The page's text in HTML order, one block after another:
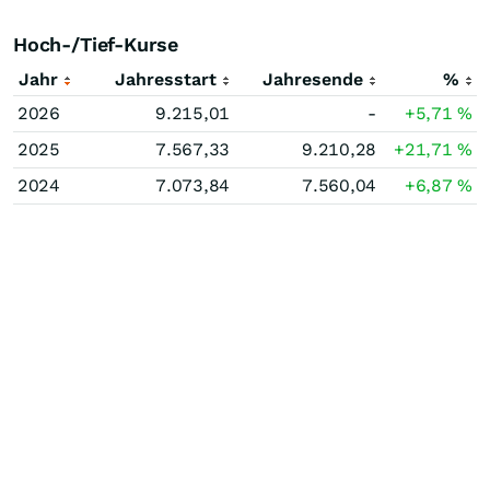
Hoch-/Tief-Kurse
Jahr Jahresstart Jahresende
%
2026
9.215,01 - +5,71%
2025
7.567,33 9.210,28 +21,71%
2024
7.073,84 7.560,04 +6,87%